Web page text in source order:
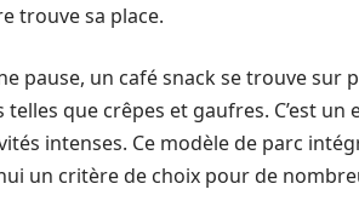
trouve sa place.
pause, un café snack se trouve sur
que crêpes et gaufres. C’est
intenses. Ce modèle de parc
un critère de choix pour de